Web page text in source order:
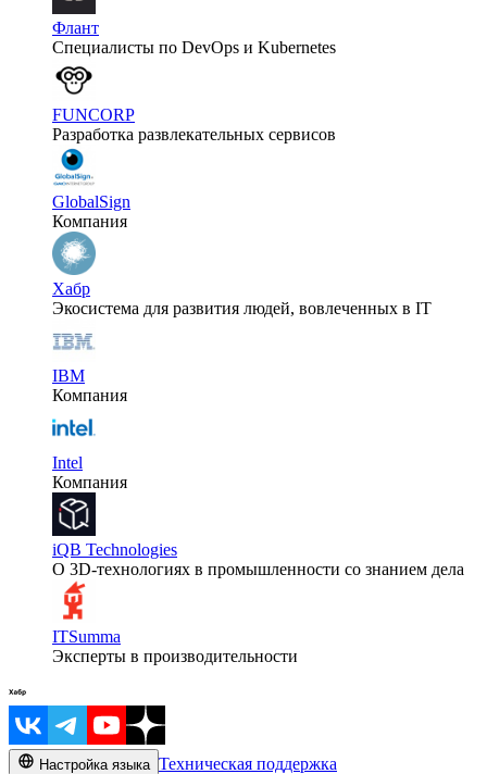
Флант
Специалисты по DevOps и Kubernetes
FUNCORP
Разработка развлекательных сервисов
GlobalSign
Компания
Хабр
Экосистема для развития людей, вовлеченных в IT
IBM
Компания
Intel
Компания
iQB Technologies
О 3D-технологиях в промышленности со знанием дела
ITSumma
Эксперты в производительности
Настройка языка Техническая поддержка